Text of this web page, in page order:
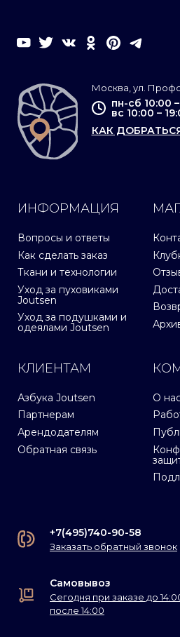
ИНФОРМАЦИЯ
Вопросы и ответы
Как сделать заказ
Ткани и технологии
Уход за пуховиками
Joutsen
Уход за подушками и
одеялами Joutsen
КЛИЕНТАМ
Азбука Joutsen
Партнерам
Арендодателям
Обратная связь
О
Москва, ул.
пн-сб 10:00
вс 10:00 –
КАК
+7(495)740-90-58
Заказать обратный звонок
Самовывоз
Сегодня при заказе до
после 14:00